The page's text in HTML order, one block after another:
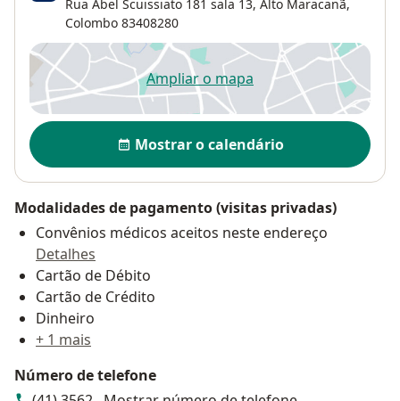
Rua Abel Scuissiato 181 sala 13, Alto Maracanã,
Colombo 83408280
Ampliar o mapaabre num novo separador
Disponibilidade
Mostrar o calendário
Modalidades de pagamento (visitas privadas)
Convênios médicos aceitos neste endereço
Detalhes
Cartão de Débito
Cartão de Crédito
Dinheiro
+ 1 mais
Número de telefone